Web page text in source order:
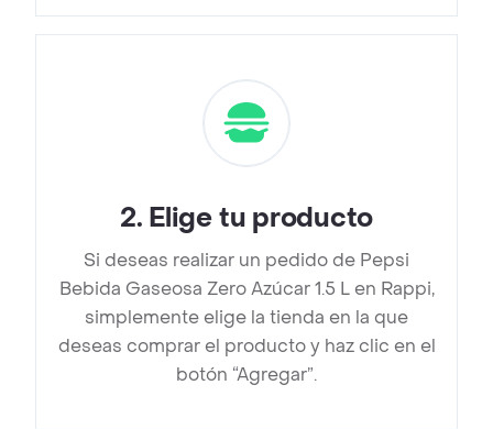
2. Elige tu producto
Si deseas realizar un pedido de Pepsi
Bebida Gaseosa Zero Azúcar 1.5 L en Rappi,
simplemente elige la tienda en la que
deseas comprar el producto y haz clic en el
botón “Agregar”.